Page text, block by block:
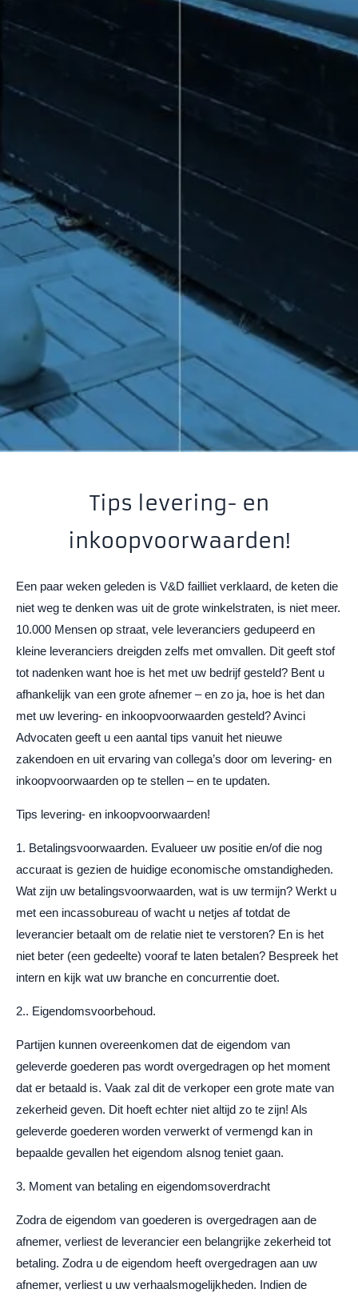
Tips levering- en
inkoopvoorwaarden!
Een paar weken geleden is V&D failliet verklaard, de keten die
niet weg te denken was uit de grote winkelstraten, is niet meer.
10.000 Mensen op straat, vele leveranciers gedupeerd en
kleine leveranciers dreigden zelfs met omvallen. Dit geeft stof
tot nadenken want hoe is het met uw bedrijf gesteld? Bent u
afhankelijk van een grote afnemer – en zo ja, hoe is het dan
met uw levering- en inkoopvoorwaarden gesteld? Avinci
Advocaten geeft u een aantal tips vanuit het nieuwe
zakendoen en uit ervaring van collega’s door om levering- en
inkoopvoorwaarden op te stellen – en te updaten.
Tips levering- en inkoopvoorwaarden!
1. Betalingsvoorwaarden. Evalueer uw positie en/of die nog
accuraat is gezien de huidige economische omstandigheden.
Wat zijn uw betalingsvoorwaarden, wat is uw termijn? Werkt u
met een incassobureau of wacht u netjes af totdat de
leverancier betaalt om de relatie niet te verstoren? En is het
niet beter (een gedeelte) vooraf te laten betalen? Bespreek het
intern en kijk wat uw branche en concurrentie doet.
2.. Eigendomsvoorbehoud.
Partijen kunnen overeenkomen dat de eigendom van
geleverde goederen pas wordt overgedragen op het moment
dat er betaald is. Vaak zal dit de verkoper een grote mate van
zekerheid geven. Dit hoeft echter niet altijd zo te zijn! Als
geleverde goederen worden verwerkt of vermengd kan in
bepaalde gevallen het eigendom alsnog teniet gaan.
3. Moment van betaling en eigendomsoverdracht
Zodra de eigendom van goederen is overgedragen aan de
afnemer, verliest de leverancier een belangrijke zekerheid tot
betaling. Zodra u de eigendom heeft overgedragen aan uw
afnemer, verliest u uw verhaalsmogelijkheden. Indien de